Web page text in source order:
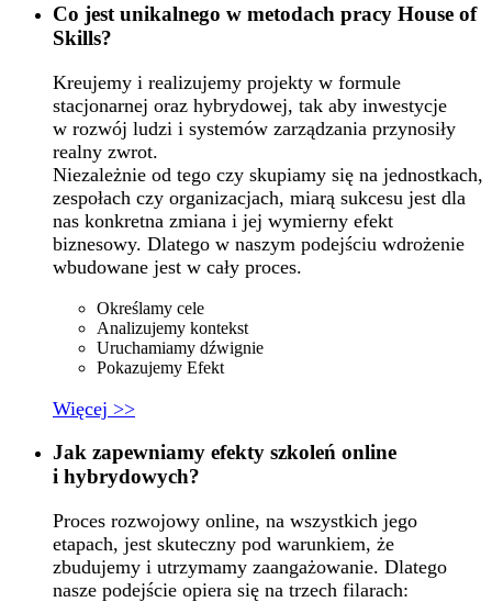
Co jest unikalnego w metodach pracy House of
Skills?
Kreujemy i realizujemy projekty w formule
stacjonarnej oraz hybrydowej, tak aby inwestycje
w rozwój ludzi i systemów zarządzania przynosiły
realny zwrot.
Niezależnie od tego czy skupiamy się na jednostkach,
zespołach czy organizacjach, miarą sukcesu jest dla
nas konkretna zmiana i jej wymierny efekt
biznesowy. Dlatego w naszym podejściu wdrożenie
wbudowane jest w cały proces.
Określamy cele
Analizujemy kontekst
Uruchamiamy dźwignie
Pokazujemy Efekt
Więcej >>
Jak zapewniamy efekty szkoleń online
i hybrydowych?
Proces rozwojowy online, na wszystkich jego
etapach, jest skuteczny pod warunkiem, że
zbudujemy i utrzymamy zaangażowanie. Dlatego
nasze podejście opiera się na trzech filarach: